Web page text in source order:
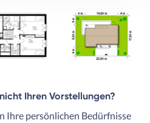
Ihren Vorstellungen?
Ihre persönlichen Bedürfnisse